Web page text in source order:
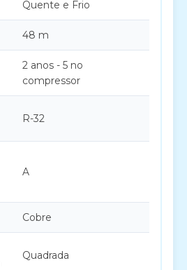
Quente e Frio
48 m
2 anos - 5 no
compressor
R-32
A
Cobre
Quadrada